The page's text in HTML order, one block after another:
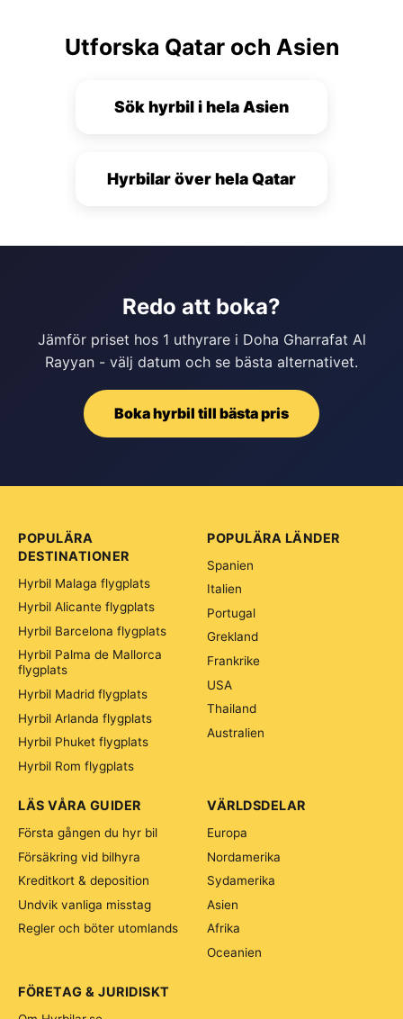
Utforska Qatar och Asien
Sök hyrbil i hela Asien
Hyrbilar över hela Qatar
Redo att boka?
Jämför priset hos 1 uthyrare i Doha Gharrafat Al
Rayyan - välj datum och se bästa alternativet.
Boka hyrbil till bästa pris
POPULÄRA
DESTINATIONER
Hyrbil Malaga flygplats
Hyrbil Alicante flygplats
Hyrbil Barcelona flygplats
Hyrbil Palma de Mallorca
flygplats
Hyrbil Madrid flygplats
Hyrbil Arlanda flygplats
Hyrbil Phuket flygplats
Hyrbil Rom flygplats
POPULÄRA LÄNDER
Spanien
Italien
Portugal
Grekland
Frankrike
USA
Thailand
Australien
VÄRLDSDELAR
Europa
Nordamerika
Sydamerika
Asien
Afrika
Oceanien
LÄS VÅRA GUIDER
Första gången du hyr bil
Försäkring vid bilhyra
Kreditkort & deposition
Undvik vanliga misstag
Regler och böter utomlands
FÖRETAG & JURIDISKT